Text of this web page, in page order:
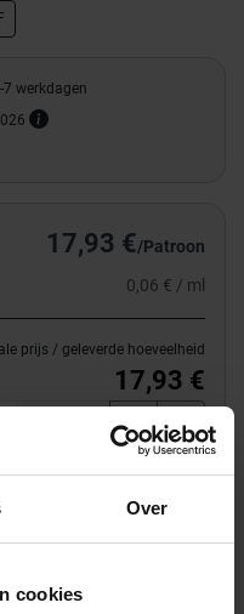
Over
cookies
werkdagen
17,93 €/Patroon
0,06 € / ml
prijs / geleverde hoeveelheid
17,93 €